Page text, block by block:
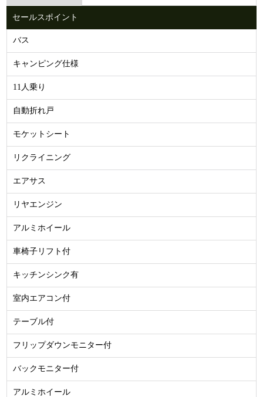
セールスポイント
バス
キャンピング仕様
11人乗り
自動折れ戸
モケットシート
リクライニング
エアサス
リヤエンジン
アルミホイール
車椅子リフト付
キッチンシンク有
室内エアコン付
テーブル付
フリップダウンモニター付
バックモニター付
アルミホイール